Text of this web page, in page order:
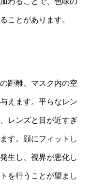
ことがあります。
距離、マスク内の空
えます。平らなレン
レンズと目が近すぎ
す。顔にフィットし
生し、視界が悪化し
を行うことが望まし